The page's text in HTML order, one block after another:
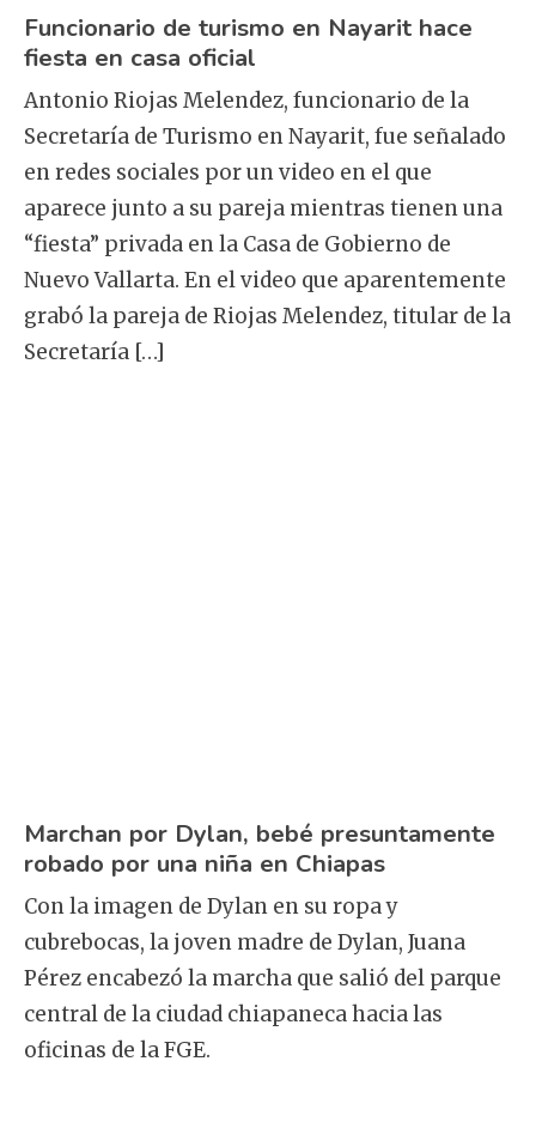
Funcionario de turismo en Nayarit hace
fiesta en casa oficial
Antonio Riojas Melendez, funcionario de la
Secretaría de Turismo en Nayarit, fue señalado
en redes sociales por un video en el que
aparece junto a su pareja mientras tienen una
“fiesta” privada en la Casa de Gobierno de
Nuevo Vallarta. En el video que aparentemente
grabó la pareja de Riojas Melendez, titular de la
Secretaría […]
Marchan por Dylan, bebé presuntamente
robado por una niña en Chiapas
Con la imagen de Dylan en su ropa y
cubrebocas, la joven madre de Dylan, Juana
Pérez encabezó la marcha que salió del parque
central de la ciudad chiapaneca hacia las
oficinas de la FGE.